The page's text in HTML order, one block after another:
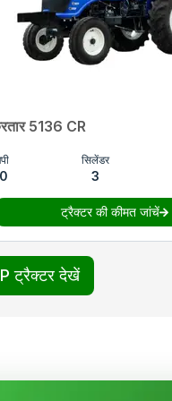
5136 CR
सिलेंडर
3
ट्रैक्टर की कीमत जांचें
ट्रैक्टर देखें